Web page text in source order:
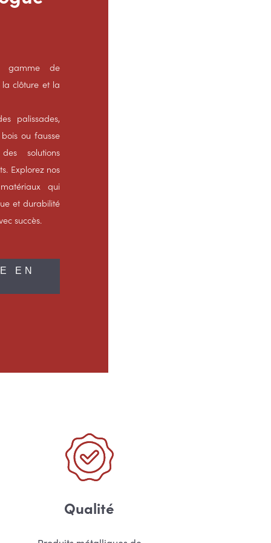
gamme de
clôture et la
palissades,
ou fausse
solutions
Explorez nos
qui
et durabilité
succès.
EN
Qualité